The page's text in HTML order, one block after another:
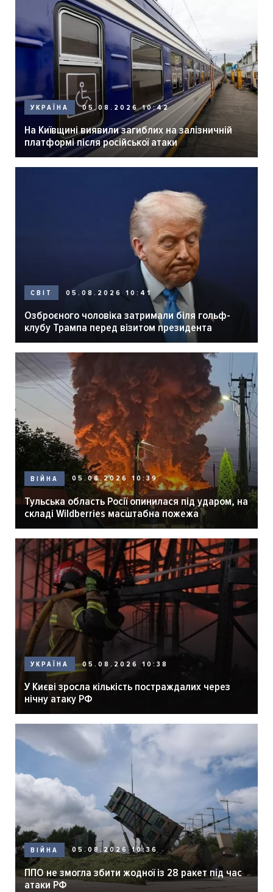
УКРАЇНА 05.08.2026 10:42
На Київщині виявили загиблих на залізничній
платформі після російської атаки
СВІТ 05.08.2026 10:41
Озброєного чоловіка затримали біля гольф-
клубу Трампа перед візитом президента
ВІЙНА 05.08.2026 10:39
Тульська область Росії опинилася під ударом, на
складі Wildberries масштабна пожежа
УКРАЇНА 05.08.2026 10:38
У Києві зросла кількість постраждалих через
нічну атаку РФ
ВІЙНА 05.08.2026 10:36
ППО не змогла збити жодної із 28 ракет під час
атаки РФ